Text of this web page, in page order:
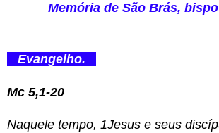
Memória de São Brás,
Evangelho.
Mc 5,1-20
Naquele tempo, 1Jesus e seus